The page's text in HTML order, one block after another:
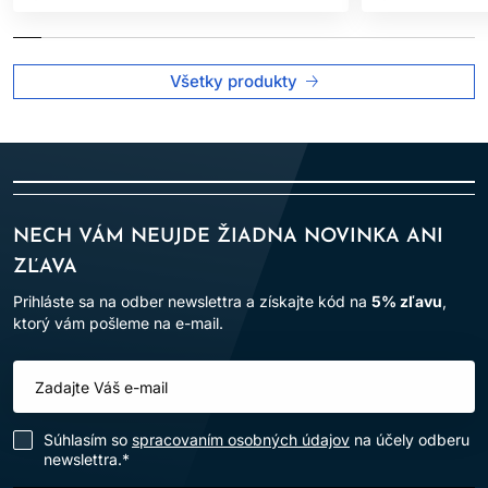
• Vyššie ukladanie olejov.
• Rýchlejšia penetrácia zásaditých zložiek.
• Zlepšenie ukladania farieb.
ktoré rastú na argánových stromoch pochádzajúcich z Maroka.
• Argánový olej je plný mastných kyselín a silných antioxidantov
ako vitamín E, ktoré majú priaznivé účinky na vlasy a vlasovú
• Protizápalové vlastnosti priaznivé pre pokožku.
• Hydratuje a vyživuje.
BEZPEČNOSTNÉ UPOZORNENIE
Všetky produkty
NECH VÁM NEUJDE ŽIADNA NOVINKA ANI
ZĽAVA
Prihláste sa na odber newslettra a získajte kód na 5% zľavu,
ktorý vám pošleme na e-mail.
Súhlasím so spracovaním osobných údajov na účely odberu
newslettra.*